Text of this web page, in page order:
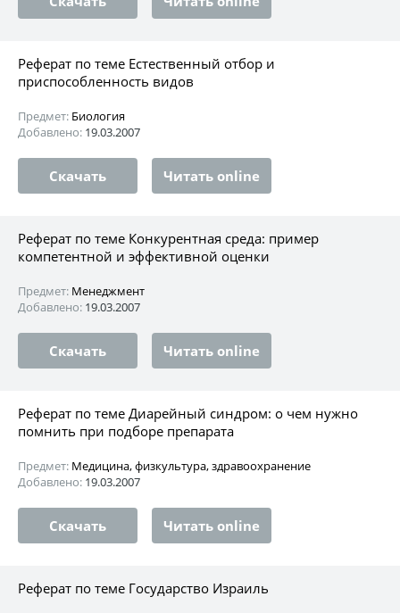
Реферат по теме Естественный отбор и
приспособленность видов
Предмет: Биология
Добавлено: 19.03.2007
Скачать Читать online
Реферат по теме Конкурентная среда: пример
компетентной и эффективной оценки
Предмет: Менеджмент
Добавлено: 19.03.2007
Скачать Читать online
Реферат по теме Диарейный синдром: о чем нужно
помнить при подборе препарата
Предмет: Медицина, физкультура, здравоохранение
Добавлено: 19.03.2007
Скачать Читать online
Реферат по теме Государство Израиль